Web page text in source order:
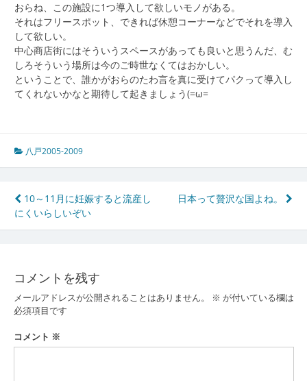
おらね、この施設に1つ導入して欲しいモノがある。
それはフリースポット、できれば休憩コーナーなどでそれを導入
して欲しい。
中心商店街にはそういうスペースがあっても良いと思うんだ、む
しろそういう場所は今のご時世なくてはおかしい。
ということで、誰かがおらのたわ言を真に受けてパクって導入し
てくれないかなと期待して起きましょう(=ω=
八戸2005-2009
投
稿
ビ
ゲ
ー
シ
10～11月に妊娠すると流産し
にくいらしいぞい
日本って贅沢な国よね。
コメントを残す
メールアドレスが公開されることはありません。 ※ が付いている欄は
必須項目です
コメント ※